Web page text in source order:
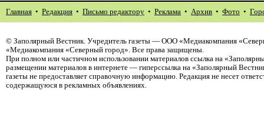
Главная • Редакция • Письмо редактору • Реклама • Архив • Фото •
© Заполярный Вестник. Учредитель газеты — ООО «Медиакомпания
«Медиакомпания «Северный город». Все права защищены.
При полном или частичном использовании материалов ссылка на
размещении материалов в интернете — гиперссылка на «Заполярный
газеты не предоставляет справочную информацию. Редакция не несет
содержащуюся в рекламных объявлениях.